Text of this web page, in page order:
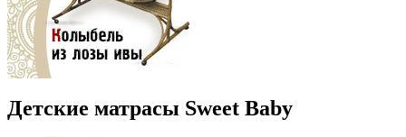
Детские матрасы Sweet Baby